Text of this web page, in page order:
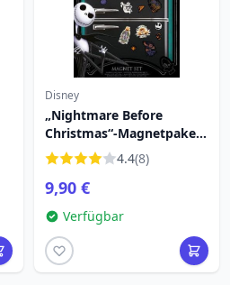
Disney
„Nightmare Before
Christmas“-Magnetpaket
– Disney
4.4(8)
9,90 €
Verfügbar